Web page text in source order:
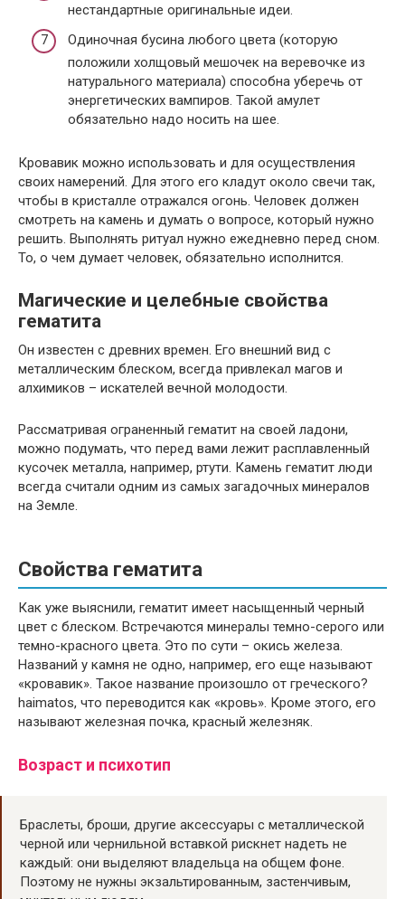
нестандартные оригинальные идеи.
Одиночная бусина любого цвета (которую
положили холщовый мешочек на веревочке из
натурального материала) способна уберечь от
энергетических вампиров. Такой амулет
обязательно надо носить на шее.
Кровавик можно использовать и для осуществления
своих намерений. Для этого его кладут около свечи так,
чтобы в кристалле отражался огонь. Человек должен
смотреть на камень и думать о вопросе, который нужно
решить. Выполнять ритуал нужно ежедневно перед сном.
То, о чем думает человек, обязательно исполнится.
Магические и целебные свойства
гематита
Он известен с древних времен. Его внешний вид с
металлическим блеском, всегда привлекал магов и
алхимиков – искателей вечной молодости.
Рассматривая ограненный гематит на своей ладони,
можно подумать, что перед вами лежит расплавленный
кусочек металла, например, ртути. Камень гематит люди
всегда считали одним из самых загадочных минералов
на Земле.
Свойства гематита
Как уже выяснили, гематит имеет насыщенный черный
цвет с блеском. Встречаются минералы темно-серого или
темно-красного цвета. Это по сути – окись железа.
Названий у камня не одно, например, его еще называют
«кровавик». Такое название произошло от греческого?
haimatos, что переводится как «кровь». Кроме этого, его
называют железная почка, красный железняк.
Возраст и психотип
Браслеты, броши, другие аксессуары с металлической
черной или чернильной вставкой рискнет надеть не
каждый: они выделяют владельца на общем фоне.
Поэтому не нужны экзальтированным, застенчивым,